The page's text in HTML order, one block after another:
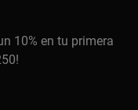
10% en tu primera